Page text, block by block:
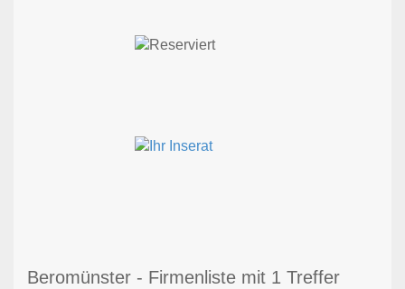
Beromünster - Firmenliste mit 1 Treffer